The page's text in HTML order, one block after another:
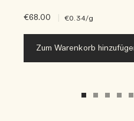
€68.00 €0.34/g
Zum Warenkorb